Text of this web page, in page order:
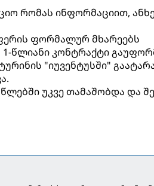
რომას ინფორმაციით,
ფორმალურ მხარეებს
წლიანი კონტრაქტი
"იუვენტუსში"
უკვე თამაშობდა და